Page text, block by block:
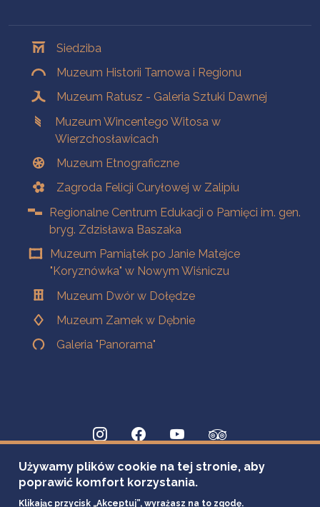
Siedziba
Muzeum Historii Tarnowa i Regionu
Muzeum Ratusz - Galeria Sztuki Dawnej
Muzeum Wincentego Witosa w
Wierzchosławicach
Muzeum Etnograficzne
Zagroda Felicji Curyłowej w Zalipiu
Regionalne Centrum Edukacji o Pamięci im. gen.
bryg. Zdzisława Baszaka
Muzeum Pamiątek po Janie Matejce
"Koryznówka" w Nowym Wiśniczu
Muzeum Dwór w Dołędze
Muzeum Zamek w Dębnie
Galeria "Panorama"
Używamy plików cookie na tej stronie, aby
poprawić komfort korzystania.
Klikając przycisk „Akceptuj”, wyrażasz na to zgodę.